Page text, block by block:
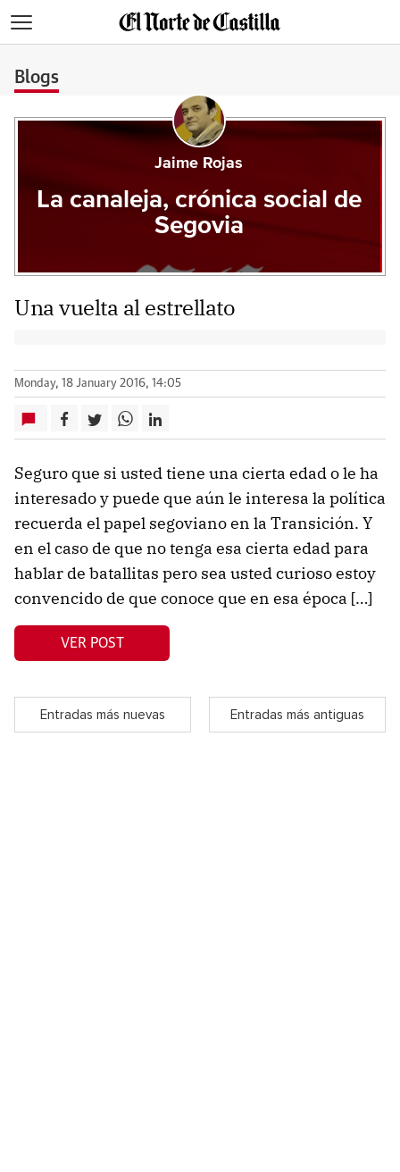
Blogs
Jaime Rojas
La canaleja, crónica social de
Segovia
Una vuelta al estrellato
Monday, 18 January 2016, 14:05
Seguro que si usted tiene una cierta edad o le ha
interesado y puede que aún le interesa la política
recuerda el papel segoviano en la Transición. Y
en el caso de que no tenga esa cierta edad para
hablar de batallitas pero sea usted curioso estoy
convencido de que conoce que en esa época […]
VER POST
Entradas más nuevas Entradas más antiguas